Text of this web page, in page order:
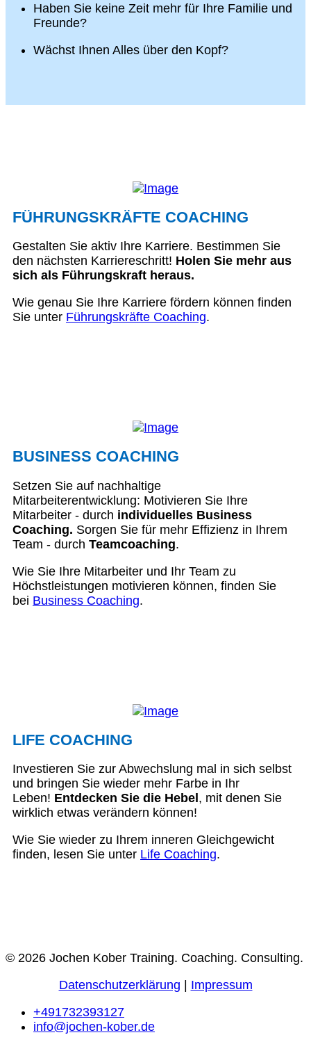
Haben Sie keine Zeit mehr für Ihre Familie und
Freunde?
Wächst Ihnen Alles über den Kopf?
FÜHRUNGSKRÄFTE COACHING
Gestalten Sie aktiv Ihre Karriere. Bestimmen Sie
den nächsten Karriereschritt! Holen Sie mehr aus
sich als Führungskraft heraus.
Wie genau Sie Ihre Karriere fördern können finden
Sie unter Führungskräfte Coaching.
BUSINESS COACHING
Setzen Sie auf nachhaltige
Mitarbeiterentwicklung: Motivieren Sie Ihre
Mitarbeiter - durch individuelles Business
Coaching. Sorgen Sie für mehr Effizienz in Ihrem
Team - durch Teamcoaching.
Wie Sie Ihre Mitarbeiter und Ihr Team zu
Höchstleistungen motivieren können, finden Sie
bei Business Coaching.
LIFE COACHING
Investieren Sie zur Abwechslung mal in sich selbst
und bringen Sie wieder mehr Farbe in Ihr
Leben! Entdecken Sie die Hebel , mit denen Sie
wirklich etwas verändern können!
Wie Sie wieder zu Ihrem inneren Gleichgewicht
finden, lesen Sie unter Life Coaching.
© 2026 Jochen Kober Training. Coaching. Consulting.
Datenschutzerklärung
Impressum
+491732393127
info@jochen-kober.de